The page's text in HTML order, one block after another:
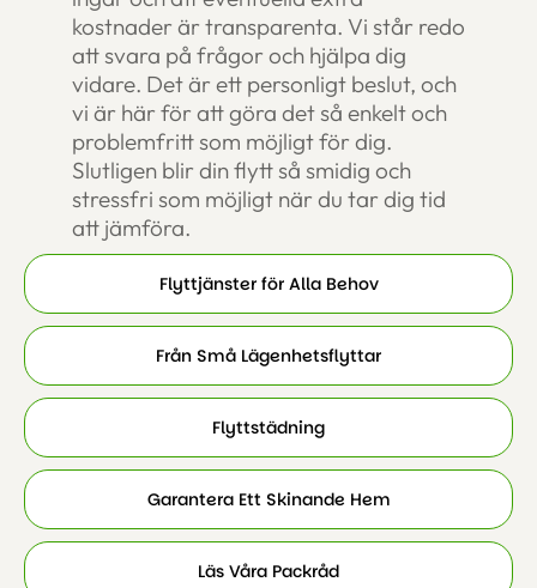
Flyttjänster för Alla Behov
Från Små Lägenhetsflyttar
Flyttstädning
Garantera Ett Skinande Hem
Läs Våra Packråd
kostnader är transparenta. Vi står redo
att svara på frågor och hjälpa dig
vidare. Det är ett personligt beslut, och
vi är här för att göra det så enkelt och
problemfritt som möjligt för dig.
Slutligen blir din flytt så smidig och
stressfri som möjligt när du tar dig tid
att jämföra.